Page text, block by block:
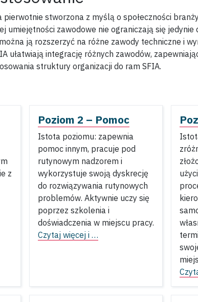
pierwotnie stworzona z myślą o społeczności
umiejętności zawodowe nie ograniczają się jedynie
ją rozszerzyć na różne zawody techniczne i
ułatwiają integrację różnych zawodów,
struktury organizacji do ram SFIA.
z
Poziom 2 – Pomoc
Istota poziomu: zapewnia
pomoc innym, pracuje pod
rutynowym nadzorem i
wykorzystuje swoją dyskrecję
do rozwiązywania rutynowych
problemów. Aktywnie uczy się
poprzez szkolenia i
doświadczenia w miejscu pracy.
Czytaj więcej i …